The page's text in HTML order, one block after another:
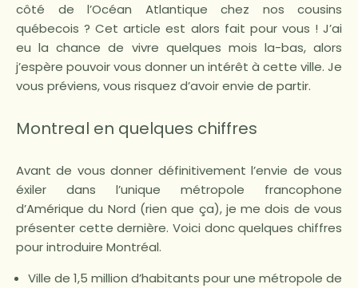
côté de l’Océan Atlantique chez nos cousins
québecois ? Cet article est alors fait pour vous ! J’ai
eu la chance de vivre quelques mois la-bas, alors
j’espère pouvoir vous donner un intérêt à cette ville. Je
vous préviens, vous risquez d’avoir envie de partir.
Montreal en quelques chiffres
Avant de vous donner définitivement l’envie de vous
éxiler dans l’unique métropole francophone
d’Amérique du Nord (rien que ça), je me dois de vous
présenter cette dernière. Voici donc quelques chiffres
pour introduire Montréal.
Ville de 1,5 million d’habitants pour une métropole de